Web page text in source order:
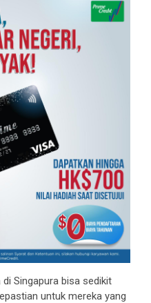
di Singapura bisa sedikit
untuk mereka yang